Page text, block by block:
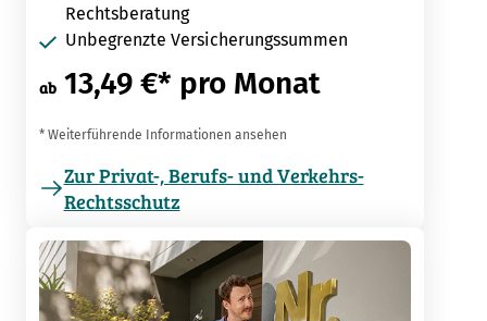
Rechtsberatung
Unbegrenzte Versicherungssummen
ab 13,49 €* pro Monat
* Weiterführende Informationen ansehen
Zur Privat-, Berufs- und Verkehrs-
Rechtsschutz